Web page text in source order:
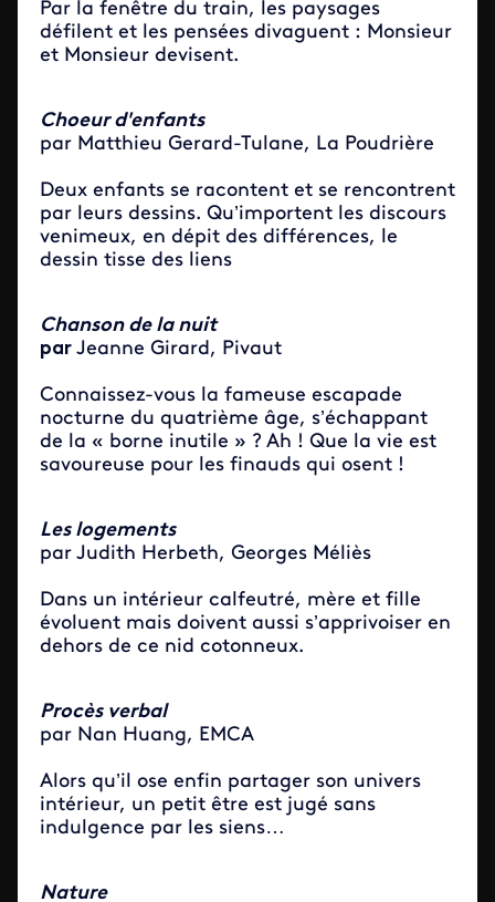
Par la fenêtre du train, les paysages
défilent et les pensées divaguent : Monsieur
et Monsieur devisent.
Choeur d'enfants
par Matthieu Gerard-Tulane, La Poudrière
Deux enfants se racontent et se rencontrent
par leurs dessins. Qu’importent les discours
venimeux, en dépit des différences, le
dessin tisse des liens
Chanson de la nuit
par Jeanne Girard, Pivaut
Connaissez-vous la fameuse escapade
nocturne du quatrième âge, s’échappant
de la « borne inutile » ? Ah ! Que la vie est
savoureuse pour les finauds qui osent !
Les logements
par Judith Herbeth, Georges Méliès
Dans un intérieur calfeutré, mère et fille
évoluent mais doivent aussi s’apprivoiser en
dehors de ce nid cotonneux.
Procès verbal
par Nan Huang, EMCA
Alors qu’il ose enfin partager son univers
intérieur, un petit être est jugé sans
indulgence par les siens…
Nature